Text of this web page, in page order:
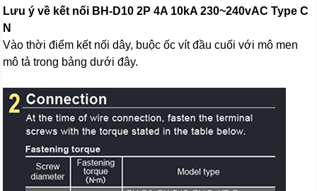
Lưu ý về kết nối BH-D10 2P 4A 10kA 230~240vAC Type C
N
Vào thời điểm kết nối dây, buộc ốc vít đầu cuối với mô men
mô tả trong bảng dưới đây.